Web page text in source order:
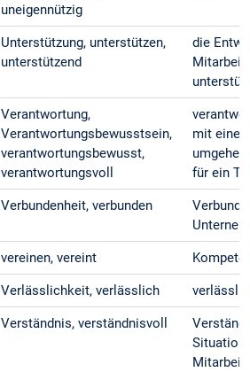
uneigennützig
Unterstützung, unterstützen,
unterstützend
die
Verantwortung,
Verantwortungsbewusstsein,
verantwortungsbewusst,
verantwortungsvoll
mit einer
für ein
Verbundenheit, verbunden
vereinen, vereint
Verlässlichkeit, verlässlich
Verständnis, verständnisvoll
Situation